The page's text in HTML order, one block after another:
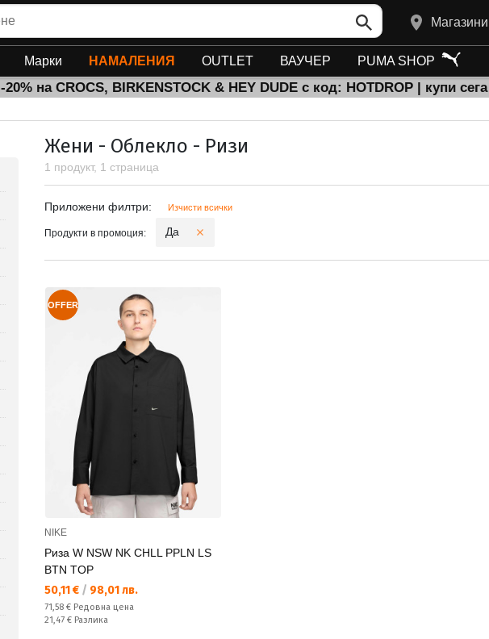
Магазини
Марки НАМАЛЕНИЯ OUTLET ВАУЧЕР PUMA SHOP
-20% на CROCS, BIRKENSTOCK & HEY DUDE с код: HOTDROP | купи сега
Жени - Облекло - Ризи
1 продукт, 1 страница
Приложени филтри
Приложени филтри: Изчисти всички
Продукти в промоция: Да
OFFER
NIKE
Риза W NSW NK CHLL PPLN LS
BTN TOP
Текуща цена:
50,11 € / 98,01 лв.
Редовна цена:
71,58 € Редовна цена
Спестявате:
21,47 € Разлика